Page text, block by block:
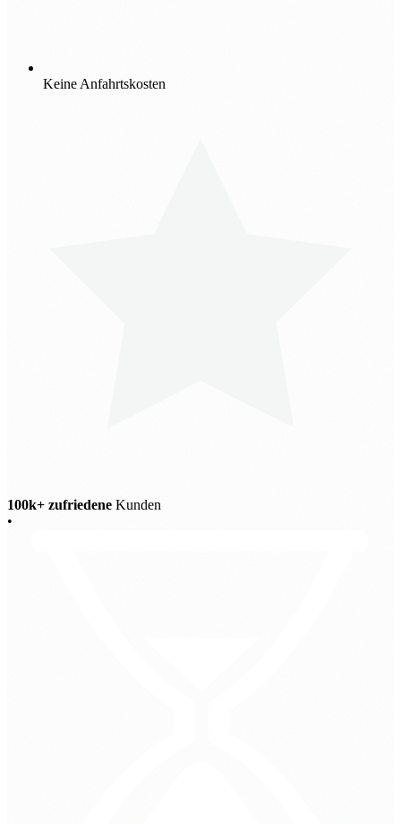
Keine Anfahrtskosten
100k+ zufriedene Kunden
•